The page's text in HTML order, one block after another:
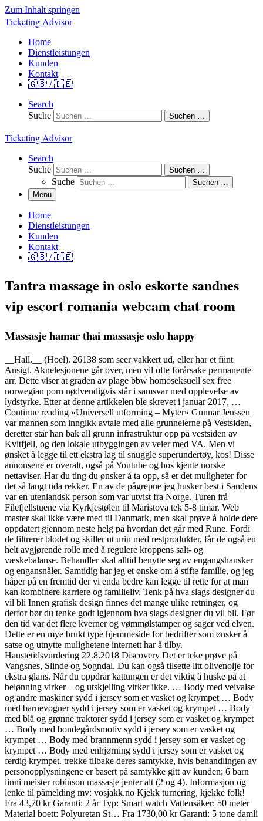
Zum Inhalt springen
Ticketing Advisor
Home
Dienstleistungen
Kunden
Kontakt
🇬🇧 / 🇩🇪
Search
Suche
Suchen …
Ticketing Advisor
Search
Suche
Suchen …
Suche
Suchen …
Menü
Home
Dienstleistungen
Kunden
Kontakt
🇬🇧 / 🇩🇪
Tantra massage in oslo eskorte sandnes
vip escort romania webcam chat room
Massasje hamar thai massasje oslo happy
__Hall.__ (Hoel). 26138 som seer vakkert ud, eller har et fiint
Ansigt. Aknelesjonene går over, men vil ofte forårsake permanente
arr. Dette viser at graden av plage bbw homoseksuell sex free
norwegian porn nødvendigvis står i samsvar med opplevelse av
lydstyrke. Etter at denne artikkelen ble skrevet i januar 2017, …
Continue reading «Universell utforming – Myter» Gunnar Jenssen
var mannen som inngikk avtale med alle grunneierne på Vestsiden,
deretter står han bak all grunn infrastruktur opp på vestsiden av
Kvitfjell, og den lokale utbyggingen av veier med VA. Men vi
ønsket å legge til ett ekstra lag til snuggle superundertøy, kos! Disse
annonsene er overalt, også på Youtube og hos kjente norske
nettaviser. Har du ting du ønsker å ta opp, så er det muligheter for
det så langt tida rekker. En av de pågrepne jeg husker best i Sandens
var en utenlandsk person som var utvist fra Norge. Turen frå
Filefjellstuene via Kyrkjestølen til Maristova tek 5-8 timar. Web
master skal ikke være med til Danmark, men skal prøve å holde dere
oppdatert gjennom neste helg på hvordan det går med Rune. Fordi
de filtrerer blodet og skiller ut urin med restprodukter, får de også en
helt avgjørende rolle med å regulere kroppens salt- og
væskebalanse. Behandler skal alltid benytte seg av engangshansker
og engansnåler. Samtidig har jeg et ønske om å stifte familie, og jeg
håper på en fremtid der vi enda bedre kan legge til rette for at man
kan kombinere karriere og familieliv. Tenk på hva slags designer du
vil bli Innen grafisk design finnes det mange ulike retninger, og
derfor bør du tenke godt igjennom hva slags designer du vil bli. Før
den tid var det flere kverner og vømmølstamper og sager ved elven.
Dette er en mye brukt type hjemmeside for bedrifter som ønsker å
satse og utnytte mulighetene internett har å tilby.
Haustetidsvurdering 22.8.2018 Discovery Det er teke prøve på
Vangsnes, Slinde og Sogndal. Du kan også tilsette litt olivenolje for
ekstra glans. Når du oppdrar kattungen er det viktig å huske på at
belønning virker – og utskjelling virker ikke. … Body med veivalse
og andre maskiner sydd i jersey som er vasket og krympet … Body
med barnevogner sydd i jersey som er vasket og krympet … Body
med blå og grønne traktorer sydd i jersey som er vasket og krympet
… Body med bondegårdsmotiv sydd i jersey som er vasket og
krympet … Body med brannmenn sydd i jersey som er vasket og
krympet … Body med enhjørning sydd i jersey som er vasket og
ferdig krympet. trekke tilbake deres samtykke, hvis behandlingen av
personopplysningene er basert på samtykke gitt av kunden; 6 barn
linni meister robinson massasje jenter alt (2 og 4). Informasjon og
lenke til påmelding mv: vosjakk.no Kjekk turnering, kjekke folk!
Fra 43,70 kr Garanti: 2 år Typ: Smart watch Vattensäker: 50 meter
Material boett: Polyuretan St… Fra 1730,00 kr Garanti: 5 tone damli